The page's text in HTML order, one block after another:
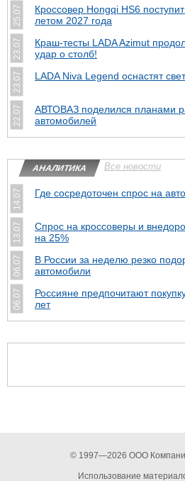
25.07
Кроссовер Hongqi HS6
летом 2027 года
23.07
Краш-тесты LADA Azimut
удар о столб!
23.07 LADA Niva Legend оснастят
22.07
АВТОВАЗ поделился планами
автомобилей
АНАЛИТИКА Все новости
14.07 Где сосредоточен спрос на
13.07
Спрос на кроссоверы и
на 25%
06.07
В России за неделю резко
автомобили
06.07
Россияне предпочитают
лет
© 1997—2026 ООО
Использование